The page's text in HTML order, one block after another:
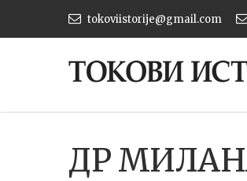
tokoviistorije@gmail.com
ДР